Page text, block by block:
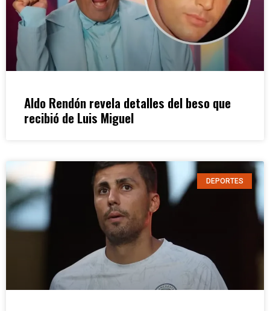
Aldo Rendón revela detalles del beso que
recibió de Luis Miguel
DEPORTES